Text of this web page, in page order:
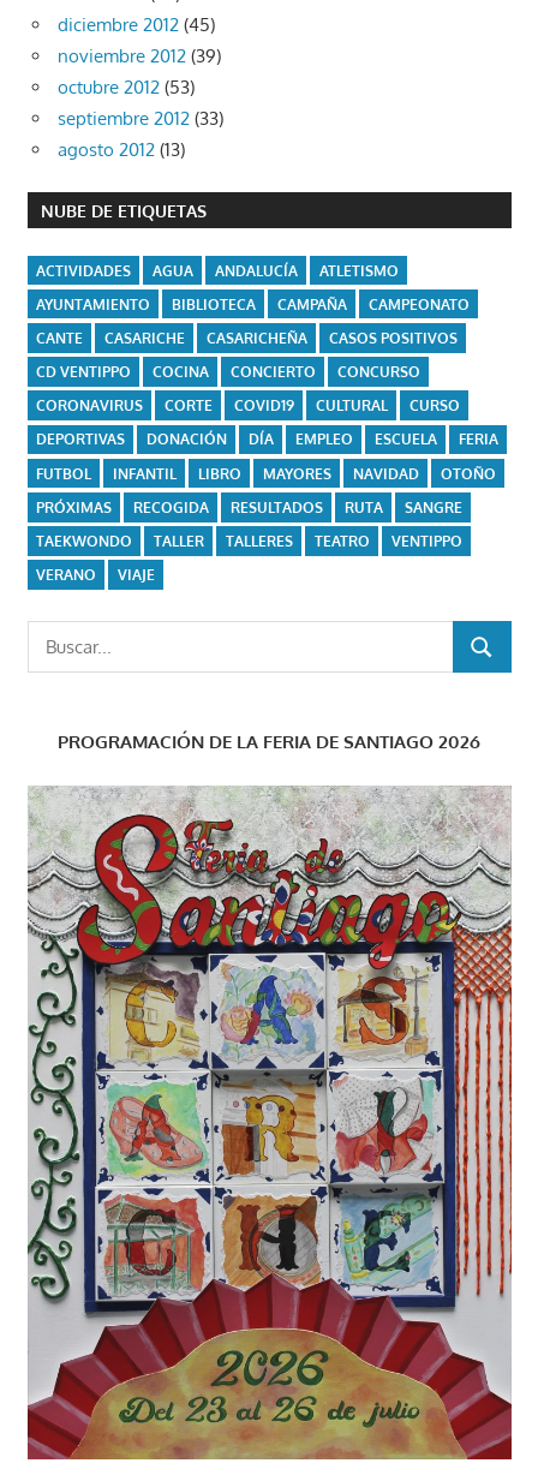
diciembre 2012 (45)
noviembre 2012 (39)
octubre 2012 (53)
septiembre 2012 (33)
agosto 2012 (13)
NUBE DE ETIQUETAS
ACTIVIDADES AGUA ANDALUCÍA
ATLETISMO
AYUNTAMIENTO
BIBLIOTECA CAMPAÑA
CAMPEONATO
CANTE
CASARICHE CASARICHEÑA
CASOS POSITIVOS
CD VENTIPPO
COCINA CONCIERTO
CONCURSO
CORONAVIRUS
CORTE COVID19 CULTURAL
CURSO
DEPORTIVAS
DONACIÓN DÍA EMPLEO ESCUELA
FERIA
FUTBOL
INFANTIL LIBRO MAYORES NAVIDAD
OTOÑO
PRÓXIMAS
RECOGIDA RESULTADOS RUTA
SANGRE
TAEKWONDO
TALLER TALLERES TEATRO
VENTIPPO
VERANO
VIAJE
Buscar:
BUSCAR
PROGRAMACIÓN DE LA FERIA DE SANTIAGO 2026